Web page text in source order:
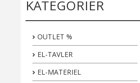
KATEGORIER
OUTLET %
EL-TAVLER
EL-MATERIEL